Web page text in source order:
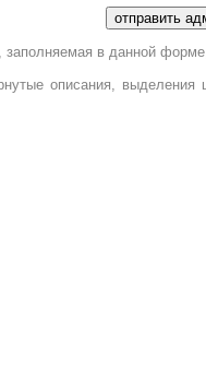
в данной
описания,